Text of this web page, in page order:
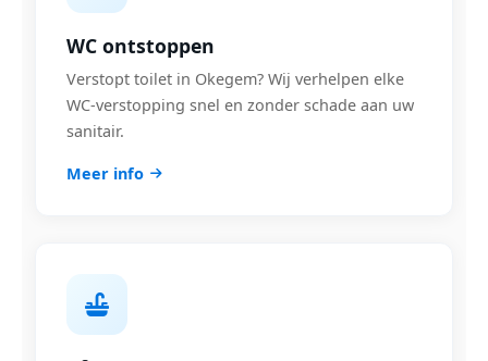
WC ontstoppen
Verstopt toilet in Okegem? Wij verhelpen elke
WC-verstopping snel en zonder schade aan uw
sanitair.
Meer info